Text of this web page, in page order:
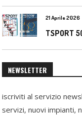
21 Aprile 2026
TSPORT
NEWSLETTER
iscriviti al servizio
servizi, nuovi impianti,